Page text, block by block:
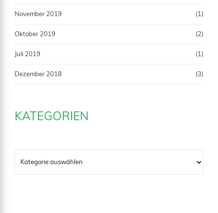
November 2019 (1)
Oktober 2019 (2)
Juli 2019 (1)
Dezember 2018 (3)
KATEGORIEN